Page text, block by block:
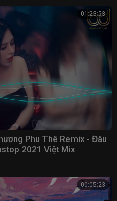
01:23:53
Phu Thê Remix - Đâu
2021 Việt Mix
00:05:23